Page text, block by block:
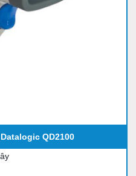
QD2100